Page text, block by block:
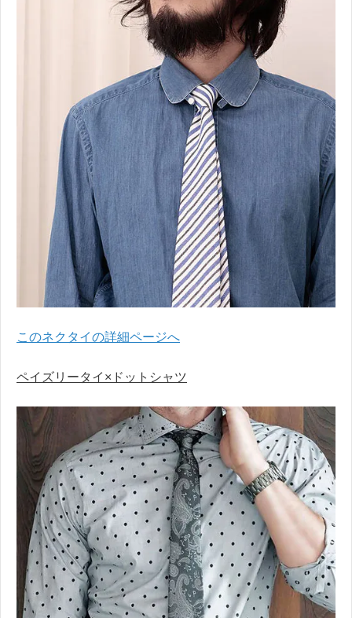
このネクタイの詳細ページへ
ペイズリータイ×ドットシャツ